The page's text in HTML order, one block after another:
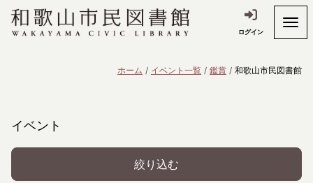
ログイン
ホーム イベント一覧 鑑賞 和歌山市民図書館
イベント
絞り込む